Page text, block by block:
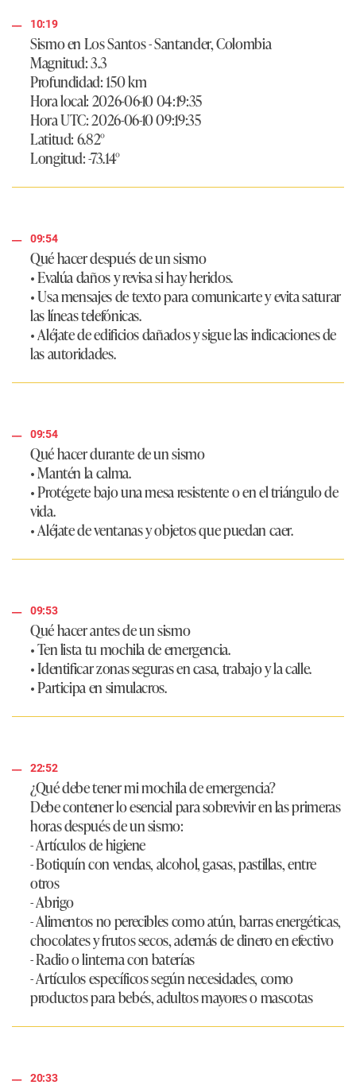
10:19
Sismo en Los Santos - Santander, Colombia
Magnitud: 3.3
Profundidad: 150 km
Hora local: 2026-06-10 04:19:35
Hora UTC: 2026-06-10 09:19:35
Latitud: 6.82°
Longitud: -73.14°
09:54
Qué hacer después de un sismo
• Evalúa daños y revisa si hay heridos.
• Usa mensajes de texto para comunicarte y evita saturar
las líneas telefónicas.
• Aléjate de edificios dañados y sigue las indicaciones de
las autoridades.
09:54
Qué hacer durante de un sismo
• Mantén la calma.
• Protégete bajo una mesa resistente o en el triángulo de
vida.
• Aléjate de ventanas y objetos que puedan caer.
09:53
Qué hacer antes de un sismo
• Ten lista tu mochila de emergencia.
• Identificar zonas seguras en casa, trabajo y la calle.
• Participa en simulacros.
22:52
¿Qué debe tener mi mochila de emergencia?
Debe contener lo esencial para sobrevivir en las primeras
horas después de un sismo:
- Artículos de higiene
- Botiquín con vendas, alcohol, gasas, pastillas, entre
otros
- Abrigo
- Alimentos no perecibles como atún, barras energéticas,
chocolates y frutos secos, además de dinero en efectivo
- Radio o linterna con baterías
- Artículos específicos según necesidades, como
productos para bebés, adultos mayores o mascotas
20:33